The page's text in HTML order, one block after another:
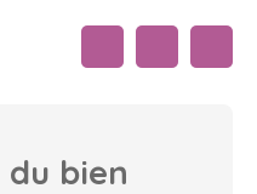
du bien